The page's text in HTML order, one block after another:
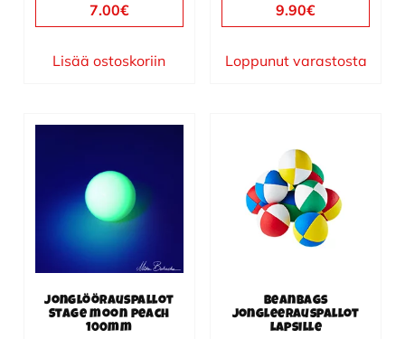
7.00€
Lisää ostoskoriin
9.90€
Loppunut varastosta
Jonglöörauspallot
Stage moon peach
100mm
Beanbags
jongleerauspallot
lapsille